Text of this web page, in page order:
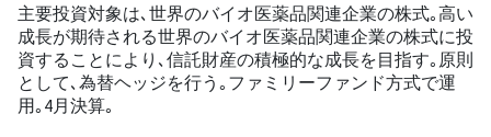
主要投資対象は､世界のバイオ医薬品関連企業の株式｡高い
成長が期待される世界のバイオ医薬品関連企業の株式に投
資することにより､信託財産の積極的な成長を目指す｡原則
として､為替ヘッジを行う｡ファミリーファンド方式で運
用｡4月決算｡